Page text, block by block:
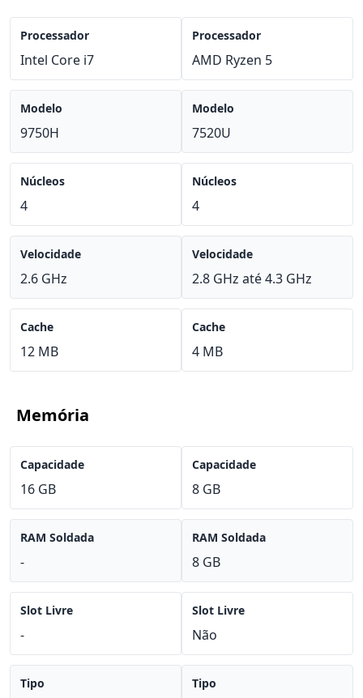
Processador
Intel Core i7
Modelo
9750H
Núcleos
4
Velocidade
2.6 GHz
Cache
12 MB
Processador
AMD Ryzen 5
Modelo
7520U
Núcleos
4
Velocidade
2.8 GHz até 4.3 GHz
Cache
4 MB
Memória
Capacidade
16 GB
RAM Soldada
-
Slot Livre
-
Tipo
Capacidade
8 GB
RAM Soldada
8 GB
Slot Livre
Não
Tipo